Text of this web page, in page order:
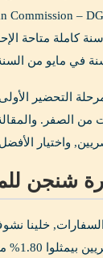
في مايو من
التحضير
من الصفر.
واختيار
2026: الأرقام الرسمية من